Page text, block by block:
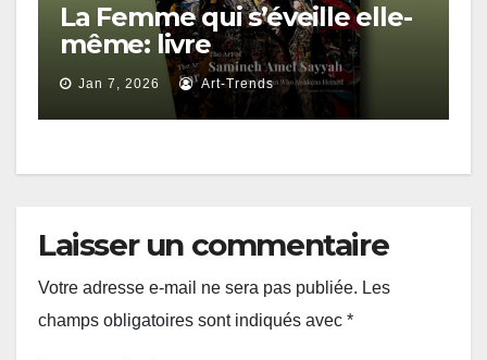
La Femme qui s’éveille elle-
même: livre
Jan 7, 2026 Art-Trends
Laisser un commentaire
Votre adresse e-mail ne sera pas publiée. Les
champs obligatoires sont indiqués avec *